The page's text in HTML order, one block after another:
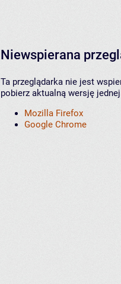
Niewspierana
Ta przeglądarka nie jest
pobierz aktualną wersję
Mozilla Firefox
Google Chrome